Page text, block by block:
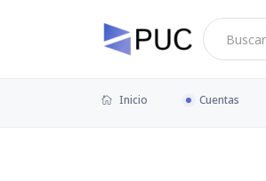
Inicio Cuentas